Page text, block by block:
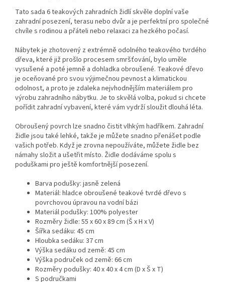
Tato sada 6 teakových zahradních židlí skvěle doplní vaše
zahradní posezení, terasu nebo dvůr a je perfektní pro společné
chvíle s rodinou a přáteli nebo relaxaci za hezkého počasí.
Nábytek je zhotovený z extrémně odolného teakového tvrdého
dřeva, které již prošlo procesem smršťování, bylo uměle
vysušené a poté jemně a dohladka obroušené. Teakové dřevo
je oceňované pro svou výjimečnou pevnost a klimatickou
odolnost, a proto je zdaleka nejvhodnějším materiálem pro
výrobu zahradního nábytku. Je to skvělá volba, pokud si chcete
pořídit zahradní vybavení, které vám vydrží sloužit dlouhá léta.
Obroušený povrch lze snadno čistit vlhkým hadříkem. Zahradní
židle jsou také lehké, takže je můžete snadno přenášet podle
vašich potřeb. Když je zrovna nepoužíváte, můžete židle bez
námahy složit a ušetřit místo. Židle dodáváme spolu s
poduškami pro ještě komfortnější posezení.
Barva podušky: jasně zelená
Materiál: hladce obroušené teakové tvrdé dřevo s
povrchovou úpravou na vodní bázi
Materiál podušky: 100% polyester
Rozměry židle: 55 x 60 x 89 cm (Š x H x V)
Šířka sedáku: 45 cm
Hloubka sedáku: 37 cm
Výška sedáku od země: 45 cm
Výška područek od země: 66 cm
Rozměry podušky: 40 x 40 x 4 cm (D x Š x T)
S područkami